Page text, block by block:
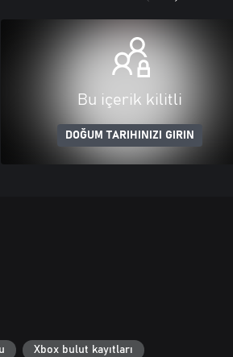
Bu içerik kilitli
DOĞUM TARIHINIZI GIRIN
Xbox bulut kayıtları